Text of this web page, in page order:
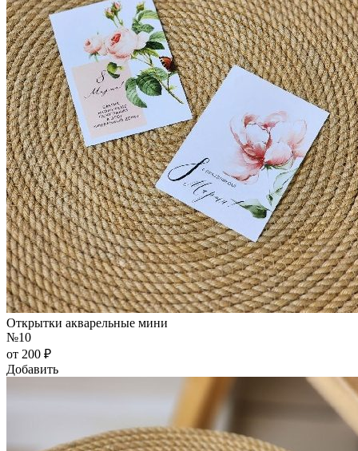
Открытки акварельные мини
№10
от 200 ₽
Добавить